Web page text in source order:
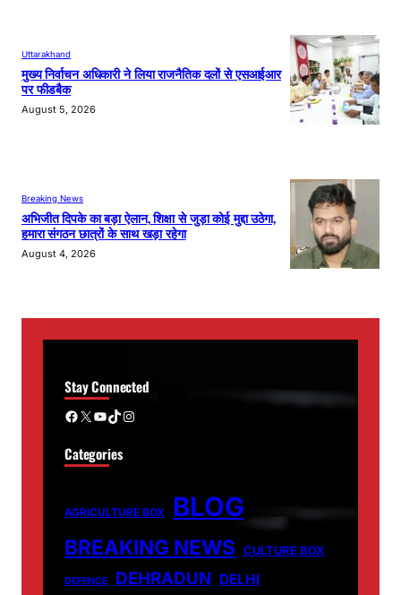
Uttarakhand
मुख्य निर्वाचन अधिकारी ने लिया राजनैतिक दलों से एसआईआर
पर फीडबैक
August 5, 2026
Breaking News
अभिजीत दिपके का बड़ा ऐलान, शिक्षा से जुड़ा कोई मुद्दा उठेगा,
हमारा संगठन छात्रों के साथ खड़ा रहेगा
August 4, 2026
Stay Connected
Facebook X YouTube TikTok Instagram
Categories
AGRICULTURE BOX BLOG
BREAKING NEWS CULTURE BOX
DEFENCE DEHRADUN DELHI